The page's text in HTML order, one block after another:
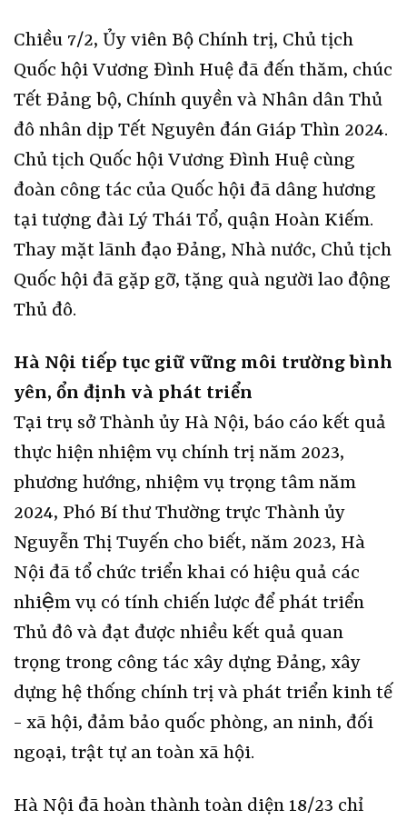
Chiều 7/2, Ủy viên Bộ Chính trị, Chủ tịch
Quốc hội Vương Đình Huệ đã đến thăm, chúc
Tết Đảng bộ, Chính quyền và Nhân dân Thủ
đô nhân dịp Tết Nguyên đán Giáp Thìn 2024.
Chủ tịch Quốc hội Vương Đình Huệ cùng
đoàn công tác của Quốc hội đã dâng hương
tại tượng đài Lý Thái Tổ, quận Hoàn Kiếm.
Thay mặt lãnh đạo Đảng, Nhà nước, Chủ tịch
Quốc hội đã gặp gỡ, tặng quà người lao động
Thủ đô.
Hà Nội tiếp tục giữ vững môi trường bình
yên, ổn định và phát triển
Tại trụ sở Thành ủy Hà Nội, báo cáo kết quả
thực hiện nhiệm vụ chính trị năm 2023,
phương hướng, nhiệm vụ trọng tâm năm
2024, Phó Bí thư Thường trực Thành ủy
Nguyễn Thị Tuyến cho biết, năm 2023, Hà
Nội đã tổ chức triển khai có hiệu quả các
nhiệm vụ có tính chiến lược để phát triển
Thủ đô và đạt được nhiều kết quả quan
trọng trong công tác xây dựng Đảng, xây
dựng hệ thống chính trị và phát triển kinh tế
- xã hội, đảm bảo quốc phòng, an ninh, đối
ngoại, trật tự an toàn xã hội.
Hà Nội đã hoàn thành toàn diện 18/23 chỉ